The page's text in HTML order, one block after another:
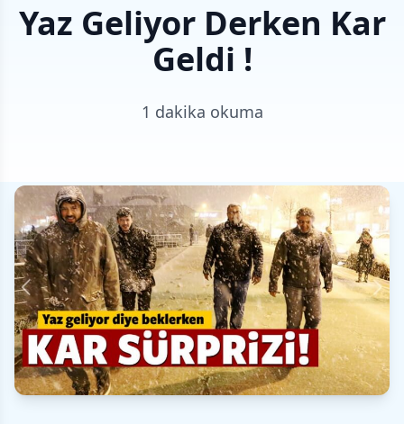
Yaz Geliyor Derken Kar
Geldi !
1 dakika okuma